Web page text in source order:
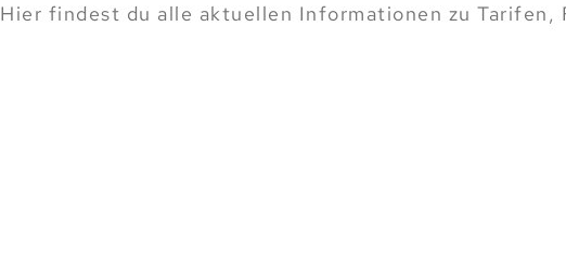
Hier findest du alle aktuellen Informationen zu Tarifen,